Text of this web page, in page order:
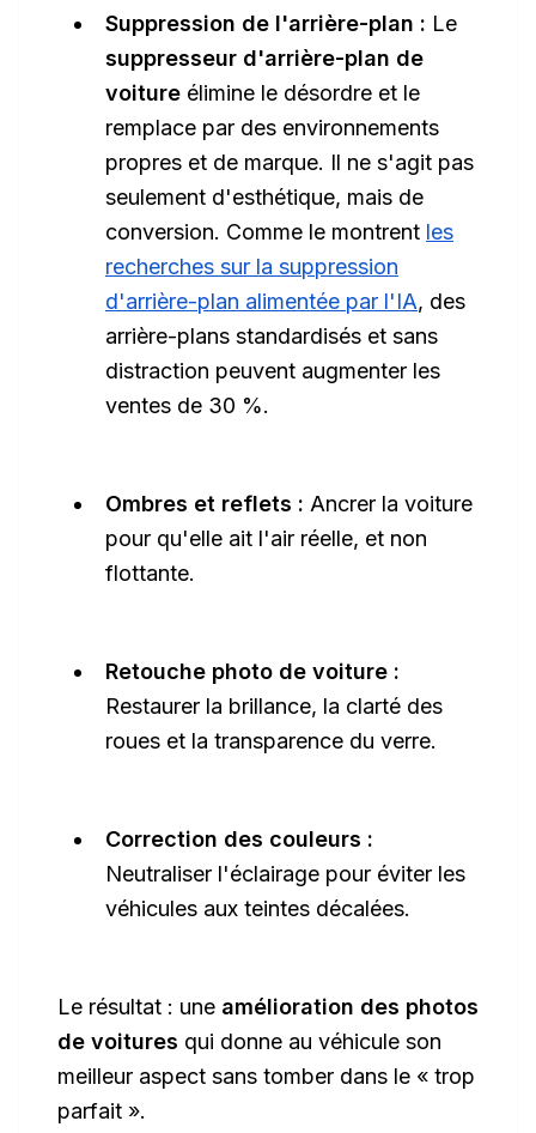
Suppression de l'arrière-plan : Le
suppresseur d'arrière-plan de
voiture élimine le désordre et le
remplace par des environnements
propres et de marque. Il ne s'agit pas
seulement d'esthétique, mais de
conversion. Comme le montrent les
recherches sur la suppression
d'arrière-plan alimentée par l'IA, des
arrière-plans standardisés et sans
distraction peuvent augmenter les
ventes de 30 %.
Ombres et reflets : Ancrer la voiture
pour qu'elle ait l'air réelle, et non
flottante.
Retouche photo de voiture :
Restaurer la brillance, la clarté des
roues et la transparence du verre.
Correction des couleurs :
Neutraliser l'éclairage pour éviter les
véhicules aux teintes décalées.
Le résultat : une amélioration des photos
de voitures qui donne au véhicule son
meilleur aspect sans tomber dans le « trop
parfait ».